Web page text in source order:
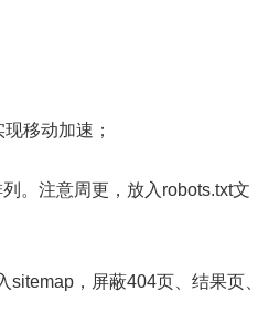
移动加速；
。注意周更，放入robots.txt文
sitemap，屏蔽404页、结果页